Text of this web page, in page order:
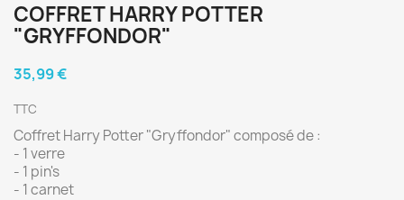
COFFRET HARRY POTTER
"GRYFFONDOR"
35,99 €
TTC
Coffret Harry Potter "Gryffondor" composé de :
- 1 verre
- 1 pin's
- 1 carnet